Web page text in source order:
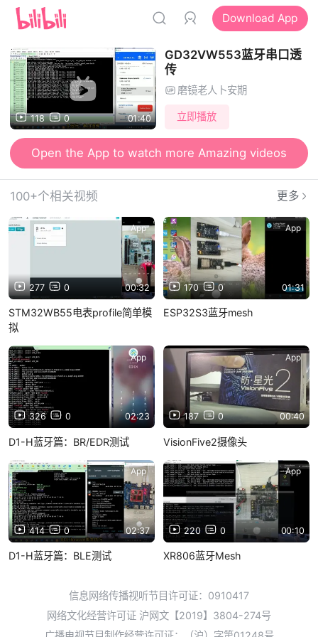
Download App
118 0 01:40
GD32VW553蓝牙串口透
传
磨镜老人卜安期
立即播放
Open the App to watch more Amazing videos
100+个相关视频 更多
277 0 00:32
App
STM32WB55电表profile简单模
拟
170 0 01:31
App
ESP32S3蓝牙mesh
326 0 02:23
App
D1-H蓝牙篇：BR/EDR测试
187 0 00:40
App
VisionFive2摄像头
414 0 02:37
App
D1-H蓝牙篇：BLE测试
220 0 00:10
App
XR806蓝牙Mesh
信息网络传播视听节目许可证：0910417
网络文化经营许可证 沪网文【2019】3804-274号